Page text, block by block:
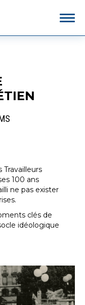
Travailleurs
100 ans
ne pas exister
clés de
idéologique